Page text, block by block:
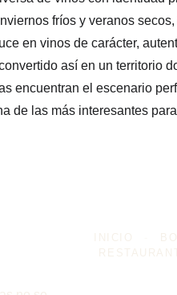
fríos y veranos
en vinos de carácter,
así en un territorio
encuentran el escenario
de las más interesantes